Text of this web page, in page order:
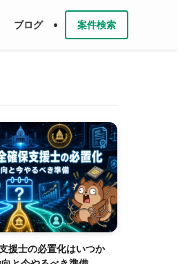
ブログ 案件検索
援士の必置化はいつか